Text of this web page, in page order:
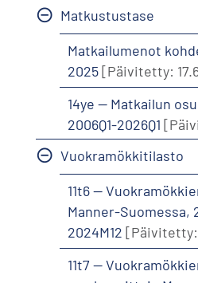
Matkustustase
Matkailumenot
2025[Päivitetty:
14ye -- Matkailun
2006Q1-2026Q1
Vuokramökkitilasto
11t6 --
Manner-Suomessa,
2024M12 [Päivitetty:
11t7 --